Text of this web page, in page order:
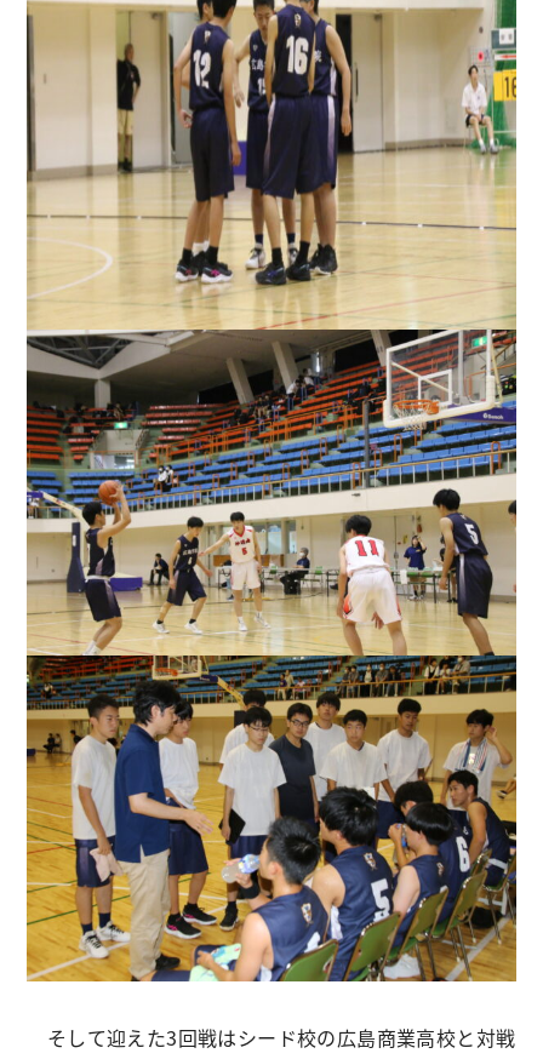
そして迎えた3回戦はシード校の広島商業高校と対戦